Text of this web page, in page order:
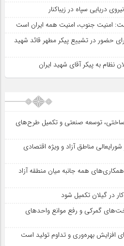
دریایی سپاه در زیباکنار
امنیت جنوب، امنیت همه ایران است
حضور در تشییع پیکر مطهر قائد شهید
نظام به پیکر آقای شهید ایران
توسعه صنعتی و تکمیل طرح‌های
مناطق آزاد و ویژه اقتصادی
همه جانبه میان منطقه آزاد
در گیلان تکمیل شود
گمركی و رفع موانع واحدهای
افزایش بهره‌وری و تداوم تولید است